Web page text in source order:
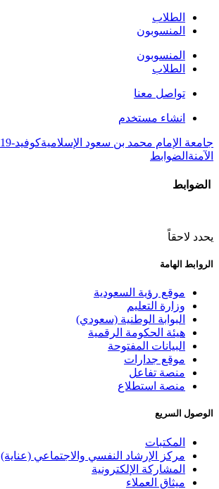
الطلاب
المنسوبون
المنسوبون
الطلاب
تواصل معنا
انشاء مستخدم
جامعة الإمام محمد بن سعود الإسلامية
الآمنة الضوابط
الضوابط
​يحدد لاحقاً​​​
الروابط الهامة
موقع رؤية السعودية
وزارة التعليم
البوابة الوطنية (سعودي)
هيئة الحكومة الرقمية
البيانات المفتوحة
موقع جدارات
منصة تفاعل
منصة استطلاع
الوصول السريع
المكتبات
مركز الإرشاد النفسي والاجتماعي (عناية)
المشاركة الإلكترونية
ميثاق العملاء